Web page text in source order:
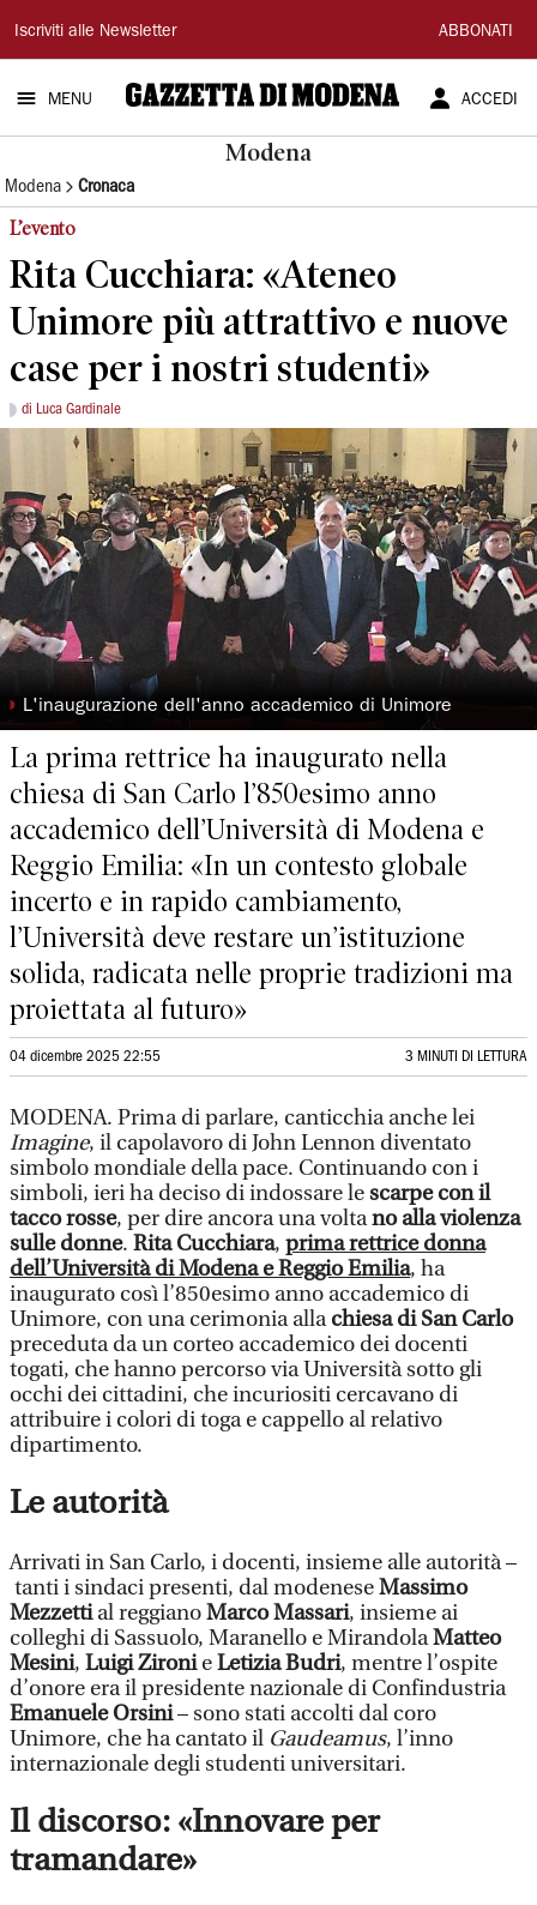
Gazzetta
di
Modena
Iscriviti alle Newsletter ABBONATI
MENU ACCEDI
Modena
Modena Cronaca
L’evento
Rita Cucchiara: «Ateneo
Unimore più attrattivo e nuove
case per i nostri studenti»
di Luca Gardinale
◗ L'inaugurazione dell'anno accademico di Unimore
La prima rettrice ha inaugurato nella
chiesa di San Carlo l’850esimo anno
accademico dell’Università di Modena e
Reggio Emilia: «In un contesto globale
incerto e in rapido cambiamento,
l’Università deve restare un’istituzione
solida, radicata nelle proprie tradizioni ma
proiettata al futuro»
04 dicembre 2025 22:55 3 MINUTI DI LETTURA
MODENA. Prima di parlare, canticchia anche lei
Imagine, il capolavoro di John Lennon diventato
simbolo mondiale della pace. Continuando con i
simboli, ieri ha deciso di indossare lescarpe con il
tacco rosse, per dire ancora una voltano alla violenza
sulle donne. Rita Cucchiara, prima rettrice donna
dell’Università di Modena e Reggio Emilia, ha
inaugurato così l’850esimo anno accademico di
Unimore, con una cerimonia allachiesa di San Carlo
preceduta da un corteo accademico dei docenti
togati, che hanno percorso via Università sotto gli
occhi dei cittadini, che incuriositi cercavano di
attribuire i colori di toga e cappello al relativo
dipartimento.
Le autorità
Arrivati in San Carlo, i docenti, insieme alle autorità –
tanti i sindaci presenti, dal modeneseMassimo
Mezzettial reggianoMarco Massari, insieme ai
colleghi di Sassuolo, Maranello e MirandolaMatteo
Mesini, Luigi ZironieLetizia Budri, mentre l’ospite
d’onore era il presidente nazionale di Confindustria
Emanuele Orsini– sono stati accolti dal coro
Unimore, che ha cantato il Gaudeamus, l’inno
internazionale degli studenti universitari.
Il discorso: «Innovare per
tramandare»